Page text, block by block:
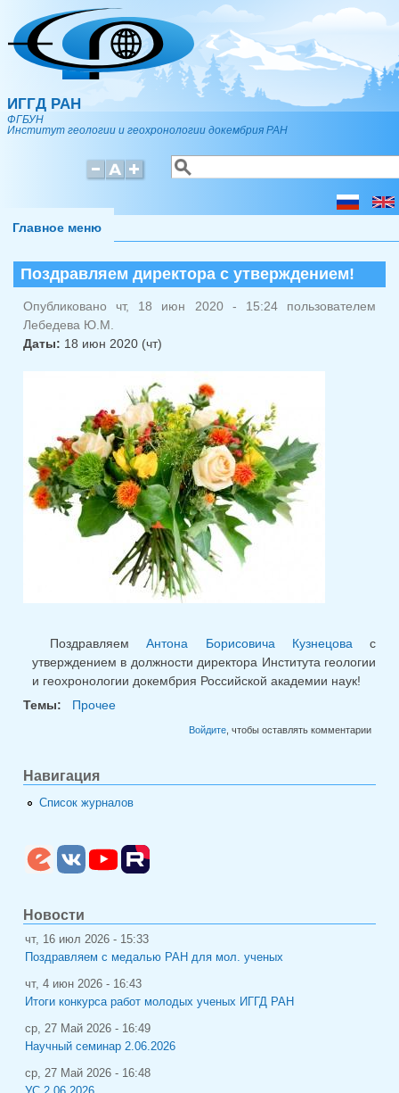
Перейти к основному содержанию
ИГГД РАН
ФГБУН
Институт геологии и геохронологии докембрия РАН
Форма поиска
Поиск
Главное меню
Поздравляем директора с утверждением!
Опубликовано чт, 18 июн 2020 - 15:24 пользователем
Лебедева Ю.М.
Даты: 18 июн 2020 (чт)
ПоздравляемАнтона Борисовича Кузнецова с
утверждением в должности директора Института геологии
и геохронологии докембрия Российской академии наук!
Темы:
Прочее
Войдите, чтобы оставлять комментарии
Навигация
Список журналов
Новости
чт, 16 июл 2026 - 15:33
Поздравляем с медалью РАН для мол. ученых
чт, 4 июн 2026 - 16:43
Итоги конкурса работ молодых ученых ИГГД РАН
ср, 27 Май 2026 - 16:49
Научный семинар 2.06.2026
ср, 27 Май 2026 - 16:48